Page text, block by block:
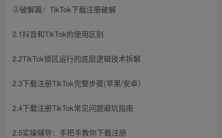
②破解篇：TikTok下载注册破解
2.1抖音和TikTok的使用区别
2.2TikTok锁区运行的底层逻辑技术拆解
2.3下载注册TikTok完整步骤(苹果/安卓）
2.4下载注册TikTok常见问题避坑指南
2.5实操辅导：手把手教你下载注册